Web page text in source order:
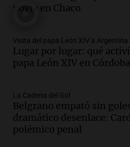
Panorama Federal
Episodios
urgencia de resolver
en Tierra del Fuego
Panorama Federal
Audio. Policía de
seis meses de prisión
certificados médicos
Panorama Federal
Episodios
novia en Chaco
Visita del papa León XIV a Argentina
Lugar por lugar: qué
papa León XIV en Córdoba
La Cadena del Gol
Belgrano empató sin
dramático desenlace:
polémico penal